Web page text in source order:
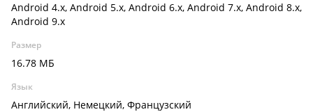
Android 4.x, Android 5.x, Android 6.x, Android 7.x, Android 8.x,
Android 9.x
Размер
16.78 МБ
Язык
Английский, Немецкий, Французский